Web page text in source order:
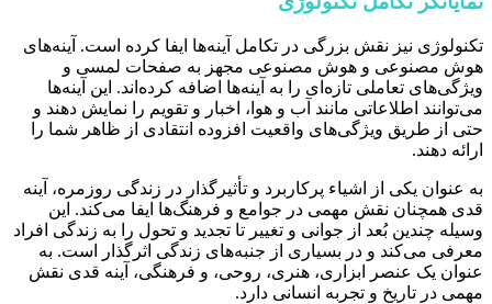
تکنولوژی نیز نقش بزرگی در تکامل آینه‌ها ایفا کرده است. آینه‌های
هوش مصنوعی و هوش مصنوعی مجهز به صفحات لمسی و
ویژگی‌های تعاملی تازه‌ای را به آینه‌ها اضافه کرده‌اند. این آینه‌ها
می‌توانند اطلاعاتی مانند آب و هوا، اخبار و تقویم را نمایش دهند و
حتی از طریق ویژگی‌های واقعیت افزوده انتقادی از ظاهر شما را
ارائه دهند.
به عنوان یکی از اشیاء پرکاربرد و تأثیرگذار در زندگی روزمره، آینه
قدی همچنان نقش مهمی در جوامع و فرهنگ‌ها ایفا می‌کند. این
وسیله چندین بُعد از جوانی و تغییر تا تجدید و تحول را به زندگی افراد
معرفی می‌کند و در بسیاری از جنبه‌های زندگی اثرگذار است. به
عنوان یک عنصر ابزاری، هنری، روحی، و فرهنگی، آینه قدی نقش
مهمی در تاریخ و تجربه انسانی دارد.